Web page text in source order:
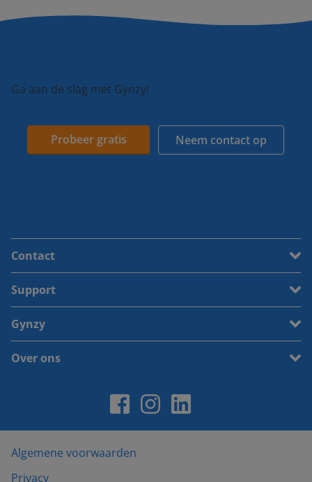
Ga aan de slag met Gynzy!
Probeer gratis Neem contact op
Contact
Support
Gynzy
Over ons
Algemene voorwaarden
Privacy